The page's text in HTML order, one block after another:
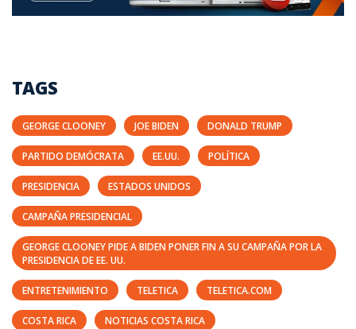
TAGS
GEORGE CLOONEY JOE BIDEN DONALD TRUMP
PARTIDO DEMÓCRATA EE.UU. POLÍTICA
PRESIDENCIA ESTADOS UNIDOS
CAMPAÑA PRESIDENCIAL
GEORGE CLOONEY PIDE A BIDEN PONER FIN A SU CAMPAÑA POR LA
PRESIDENCIA DE EE. UU.
ENTRETENIMIENTO TELETICA TELETICA.COM
COSTA RICA NOTICIAS COSTA RICA